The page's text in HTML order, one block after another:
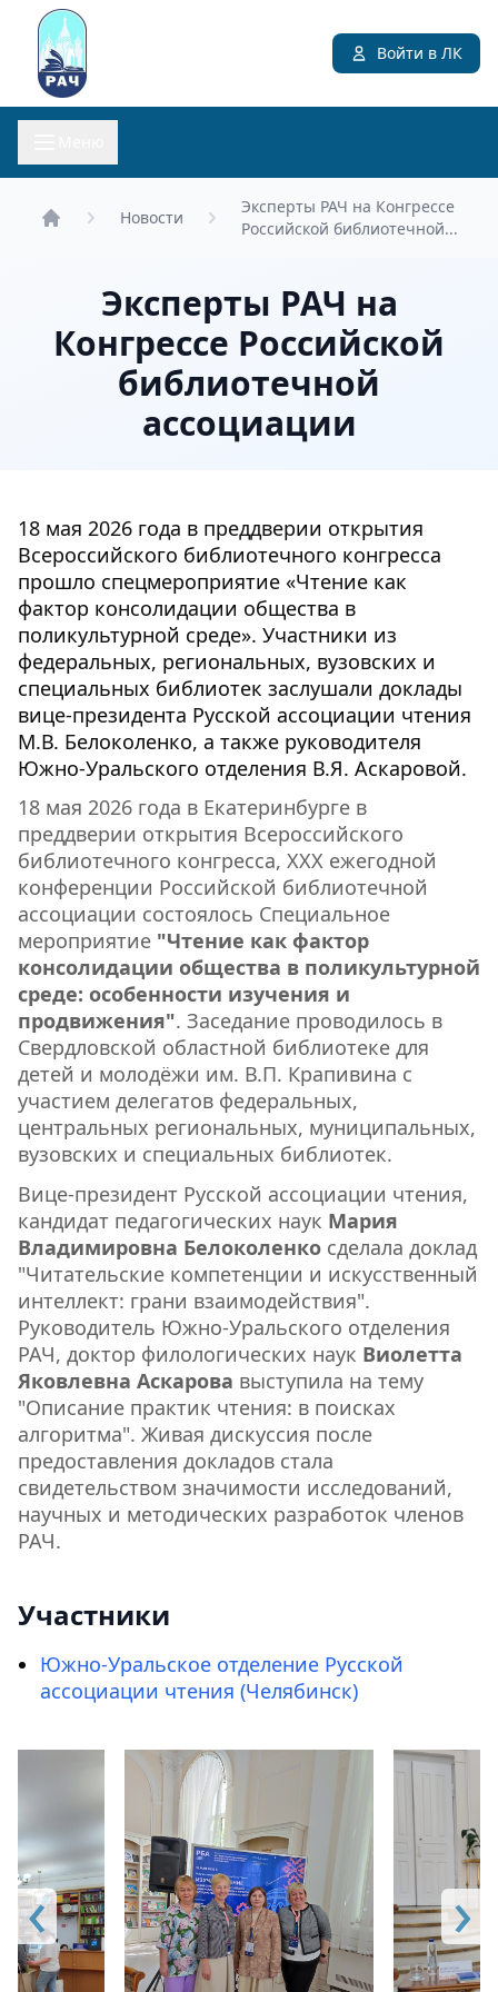
Войти в ЛК
Новости
Эксперты РАЧ на Конгрессе
Российской библиотечной...
Эксперты РАЧ на
Конгрессе Российской
библиотечной
ассоциации
18 мая 2026 года в преддверии открытия
Всероссийского библиотечного конгресса
прошло спецмероприятие «Чтение как
фактор консолидации общества в
поликультурной среде». Участники из
федеральных, региональных, вузовских и
специальных библиотек заслушали доклады
вице-президента Русской ассоциации чтения
М.В. Белоколенко, а также руководителя
Южно-Уральского отделения В.Я. Аскаровой.
18 мая 2026 года в Екатеринбурге в
преддверии открытия Всероссийского
библиотечного конгресса, ХХХ ежегодной
конференции Российской библиотечной
ассоциации состоялось Специальное
мероприятие "Чтение как фактор
консолидации общества в поликультурной
среде: особенности изучения и
продвижения". Заседание проводилось в
Свердловской областной библиотеке для
детей и молодёжи им. В.П. Крапивина с
участием делегатов федеральных,
центральных региональных, муниципальных,
вузовских и специальных библиотек.
Вице-президент Русской ассоциации чтения,
кандидат педагогических наук Мария
Владимировна Белоколенко сделала доклад
"Читательские компетенции и искусственный
интеллект: грани взаимодействия".
Руководитель Южно-Уральского отделения
РАЧ, доктор филологических наук Виолетта
Яковлевна Аскарова выступила на тему
"Описание практик чтения: в поисках
алгоритма". Живая дискуссия после
предоставления докладов стала
свидетельством значимости исследований,
научных и методических разработок членов
РАЧ.
Участники
Южно-Уральское отделение Русской
ассоциации чтения (Челябинск)